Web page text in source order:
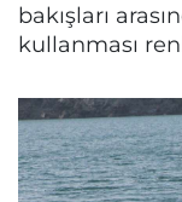
bakışları
kullanması